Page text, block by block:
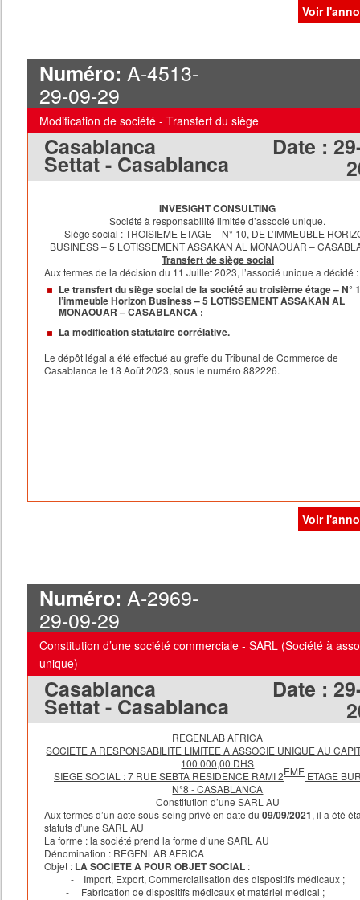
La Fusion répond à une volonté de restructuration interne et
- La simplification et la rationalisation des structures de la
Absorbée et de la Société Absorbante.
- La réduction des coûts de fonctionnement et de gestion des
Parties ;
- La création d’une synergie dans les structures et les moyens
matériels et financiers des deux Parties.
Telles sont les raisons qui ont conduit les Sociétés à arrêter le
principe de la Fusion.
L’actif net apporté par le Société Absorbée à la Société
s’élève à (en dirhams) :
Actif apporté 58 737 512,79
Passif pris en charge 15 293 154,79
Actif net apporté 43 444 358,00
En conséquence de ce qui précède, la valeur de l’actif net de
titre de la Fusion, s’élève à 43 444 358,00 de dirhams.
représentant l’intégralité du capital de la Société Absorbée, la
Fusion ne donnera pas lieu à l’échange des droits sociaux
capital social de la Société Absorbée, ni à augmentation du
social de la Société Absorbante à ce titre.
Il n’y a pas lieu en conséquence de ce qui précède, de
de rapport d’échange.
3.2. Comptabilisation des apports - prime de fusion
L’actif net apporté par la Société Absorbée s’élevant à 43 444
358,00 dirhams aura comme contrepartie comptable dans les
écritures de la Société Absorbante, l’annulation des titres de
participation détenus par cette dernière dans le capital social
Société Absorbée et la comptabilisation d’une prime de
dirhams qui correspond à la différence entre l’actif net
apporté par la Société Absorbée et la valeur nette comptable
titres de participation détenus par la Société Absorbante
capital de la Société Absorbée.
V- TRANSMISSION UNIVERSELLE DU PATRIMOINE DE LA
SOCIETE ABSORBEE A
LA SOCIETE ABSORBANTE
Voir
Numéro: A-4513-
29-09-29
Modification de société - Transfert du siège
Casablanca
Settat - Casablanca
Date :
INVESIGHT CONSULTING
Société à responsabilité limitée d’associé unique.
Siège social : TROISIEME ETAGE – N° 10, DE L’IMMEUBLE
BUSINESS – 5 LOTISSEMENT ASSAKAN AL MONAOUAR –
Transfert de siège social
Aux termes de la décision du 11 Juillet 2023, l’associé unique a décidé :
Le transfert du siège social de la société au troisième étage – N°
l’immeuble Horizon Business – 5 LOTISSEMENT ASSAKAN AL
MONAOUAR – CASABLANCA ;
La modification statutaire corrélative.
Le dépôt légal a été effectué au greffe du Tribunal de Commerce de
Casablanca le 18 Août 2023, sous le numéro 882226.
Voir
Numéro: A-2969-
29-09-29
Constitution d’une société commerciale - SARL (Société à
unique)
Casablanca
Settat - Casablanca
Date :
REGENLAB AFRICA
SOCIETE A RESPONSABILITE LIMITEE A ASSOCIE UNIQUE AU
100 000,00 DHS
SIEGE SOCIAL : 7 RUE SEBTA RESIDENCE RAMI 2EMEETAGE
N°8 - CASABLANCA
Constitution d’une SARL AU
Aux termes d’un acte sous-seing privé en date du09/09/2021, il a été
statuts d’une SARL AU
La forme : la société prend la forme d’une SARL AU
Dénomination : REGENLAB AFRICA
Objet : LA SOCIETE A POUR OBJET SOCIAL :
- Import, Export, Commercialisation des dispositifs médicaux ;
- Fabrication de dispositifs médicaux et matériel médical ;